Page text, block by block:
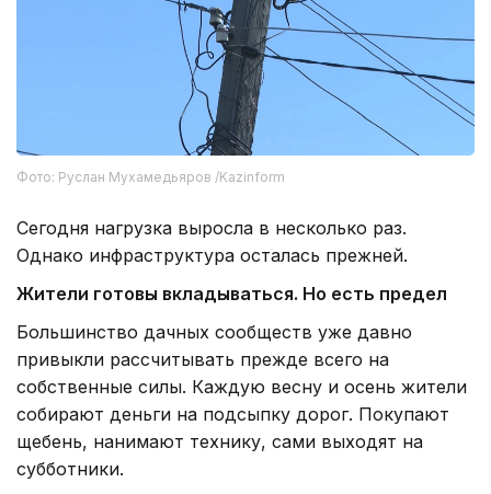
Фото: Руслан Мухамедьяров /Kazinform
Сегодня нагрузка выросла в несколько раз.
Однако инфраструктура осталась прежней.
Жители готовы вкладываться. Но есть предел
Большинство дачных сообществ уже давно
привыкли рассчитывать прежде всего на
собственные силы. Каждую весну и осень жители
собирают деньги на подсыпку дорог. Покупают
щебень, нанимают технику, сами выходят на
субботники.